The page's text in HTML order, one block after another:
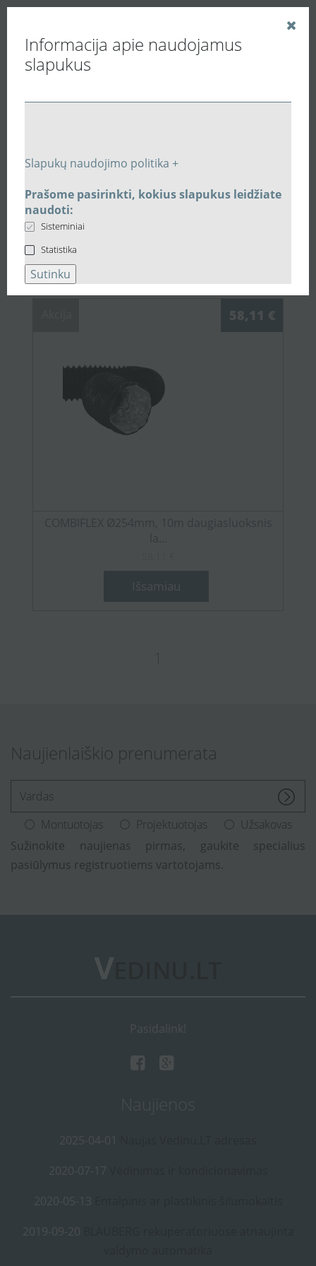
Informacija apie naudojamus
slapukus
Slapukų naudojimo politika +
Prašome pasirinkti, kokius slapukus leidžiate
naudoti:
Sisteminiai
Statistika
Sutinku
Vedinu.LT
Pramoniniai ventiliatoriai
Žemo slėgio ašinis Ø250 ventiliatorius Vents VKF2E250
Susijusi įranga:
ašinis Ø250 ventiliatorius Vents
58,11 €
COMBIFLEX Ø254mm, 10m daugiasluoksnis
la...
Išsamiau
1
Naujienlaiškio prenumerata
Montuotojas Projektuotojas
Užsakovas
Sužinokite naujienas pirmas, gaukite specialius
pasiūlymus registruotiems vartotojams.
Pasidalink!
Naujienos
2025-04-01
2020-07-17
2020-05-13
2019-09-20